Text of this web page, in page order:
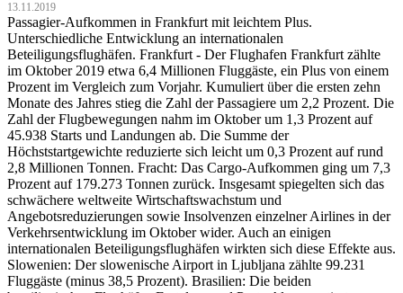
13.11.2019
Passagier-Aufkommen in Frankfurt mit leichtem Plus.
Unterschiedliche Entwicklung an internationalen
Beteiligungsflughäfen. Frankfurt - Der Flughafen Frankfurt zählte
im Oktober 2019 etwa 6,4 Millionen Fluggäste, ein Plus von einem
Prozent im Vergleich zum Vorjahr. Kumuliert über die ersten zehn
Monate des Jahres stieg die Zahl der Passagiere um 2,2 Prozent. Die
Zahl der Flugbewegungen nahm im Oktober um 1,3 Prozent auf
45.938 Starts und Landungen ab. Die Summe der
Höchststartgewichte reduzierte sich leicht um 0,3 Prozent auf rund
2,8 Millionen Tonnen. Fracht: Das Cargo-Aufkommen ging um 7,3
Prozent auf 179.273 Tonnen zurück. Insgesamt spiegelten sich das
schwächere weltweite Wirtschaftswachstum und
Angebotsreduzierungen sowie Insolvenzen einzelner Airlines in der
Verkehrsentwicklung im Oktober wider. Auch an einigen
internationalen Beteiligungsflughäfen wirkten sich diese Effekte aus.
Slowenien: Der slowenische Airport in Ljubljana zählte 99.231
Fluggäste (minus 38,5 Prozent). Brasilien: Die beiden